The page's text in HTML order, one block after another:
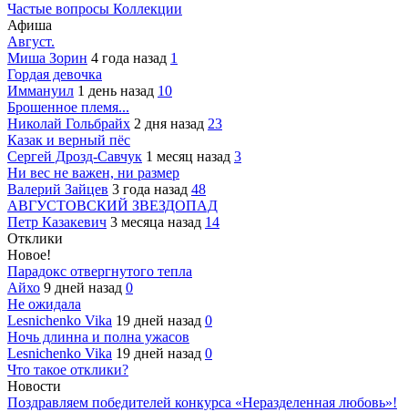
Частые вопросы Коллекции
Афиша
Август.
Миша Зорин 4 года назад 1
Гордая девочка
Иммануил 1 день назад 10
Брошенное племя...
Николай Гольбрайх 2 дня назад 23
Казак и верный пёс
Сергей Дрозд-Савчук 1 месяц назад 3
Ни вес не важен, ни размер
Валерий Зайцев 3 года назад 48
АВГУСТОВСКИЙ ЗВЕЗДОПАД
Петр Казакевич 3 месяца назад 14
Отклики
Новое!
Парадокс отвергнутого тепла
Айхо 9 дней назад 0
Не ожидала
Lesnichenko Vika 19 дней назад 0
Ночь длинна и полна ужасов
Lesnichenko Vika 19 дней назад 0
Что такое отклики?
Новости
Поздравляем победителей конкурса «Неразделенная любовь»!